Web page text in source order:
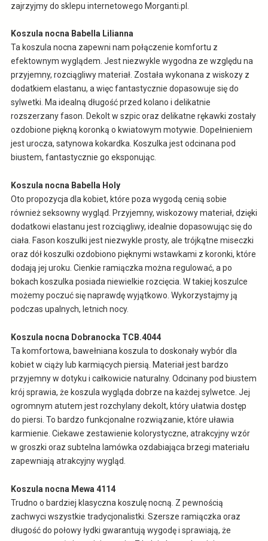
zajrzyjmy do sklepu internetowego Morganti.pl.
Koszula nocna Babella Lilianna
Ta koszula nocna zapewni nam połączenie komfortu z
efektownym wyglądem. Jest niezwykle wygodna ze względu na
przyjemny, rozciągliwy materiał. Została wykonana z wiskozy z
dodatkiem elastanu, a więc fantastycznie dopasowuje się do
sylwetki. Ma idealną długość przed kolano i delikatnie
rozszerzany fason. Dekolt w szpic oraz delikatne rękawki zostały
ozdobione piękną koronką o kwiatowym motywie. Dopełnieniem
jest urocza, satynowa kokardka. Koszulka jest odcinana pod
biustem, fantastycznie go eksponując.
Koszula nocna Babella Holy
Oto propozycja dla kobiet, które poza wygodą cenią sobie
również seksowny wygląd. Przyjemny, wiskozowy materiał, dzięki
dodatkowi elastanu jest rozciągliwy, idealnie dopasowując się do
ciała. Fason koszulki jest niezwykle prosty, ale trójkątne miseczki
oraz dół koszulki ozdobiono pięknymi wstawkami z koronki, które
dodają jej uroku. Cienkie ramiączka można regulować, a po
bokach koszulka posiada niewielkie rozcięcia. W takiej koszulce
możemy poczuć się naprawdę wyjątkowo. Wykorzystajmy ją
podczas upalnych, letnich nocy.
Koszula nocna Dobranocka TCB.4044
Ta komfortowa, bawełniana koszula to doskonały wybór dla
kobiet w ciąży lub karmiących piersią. Materiał jest bardzo
przyjemny w dotyku i całkowicie naturalny. Odcinany pod biustem
krój sprawia, że koszula wygląda dobrze na każdej sylwetce. Jej
ogromnym atutem jest rozchylany dekolt, który ułatwia dostęp
do piersi. To bardzo funkcjonalne rozwiązanie, które uławia
karmienie. Ciekawe zestawienie kolorystyczne, atrakcyjny wzór
w groszki oraz subtelna lamówka ozdabiająca brzegi materiału
zapewniają atrakcyjny wygląd.
Koszula nocna Mewa 4114
Trudno o bardziej klasyczna koszulę nocną. Z pewnością
zachwyci wszystkie tradycjonalistki. Szersze ramiączka oraz
długość do połowy łydki gwarantują wygodę i sprawiają, że